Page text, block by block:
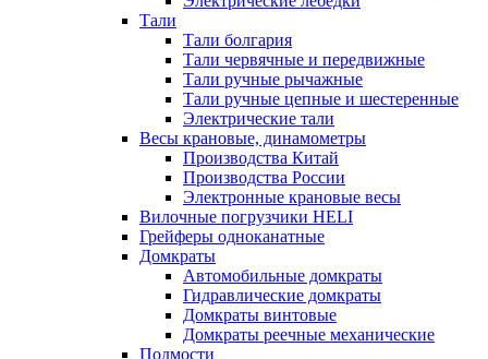
Тали
Тали болгария
Тали червячные и передвижные
Тали ручные рычажные
Тали ручные цепные и шестеренные
Электрические тали
Весы крановые, динамометры
Производства Китай
Производства России
Электронные крановые весы
Вилочные погрузчики HELI
Грейферы одноканатные
Домкраты
Автомобильные домкраты
Гидравлические домкраты
Домкраты винтовые
Домкраты реечные механические
Подмости